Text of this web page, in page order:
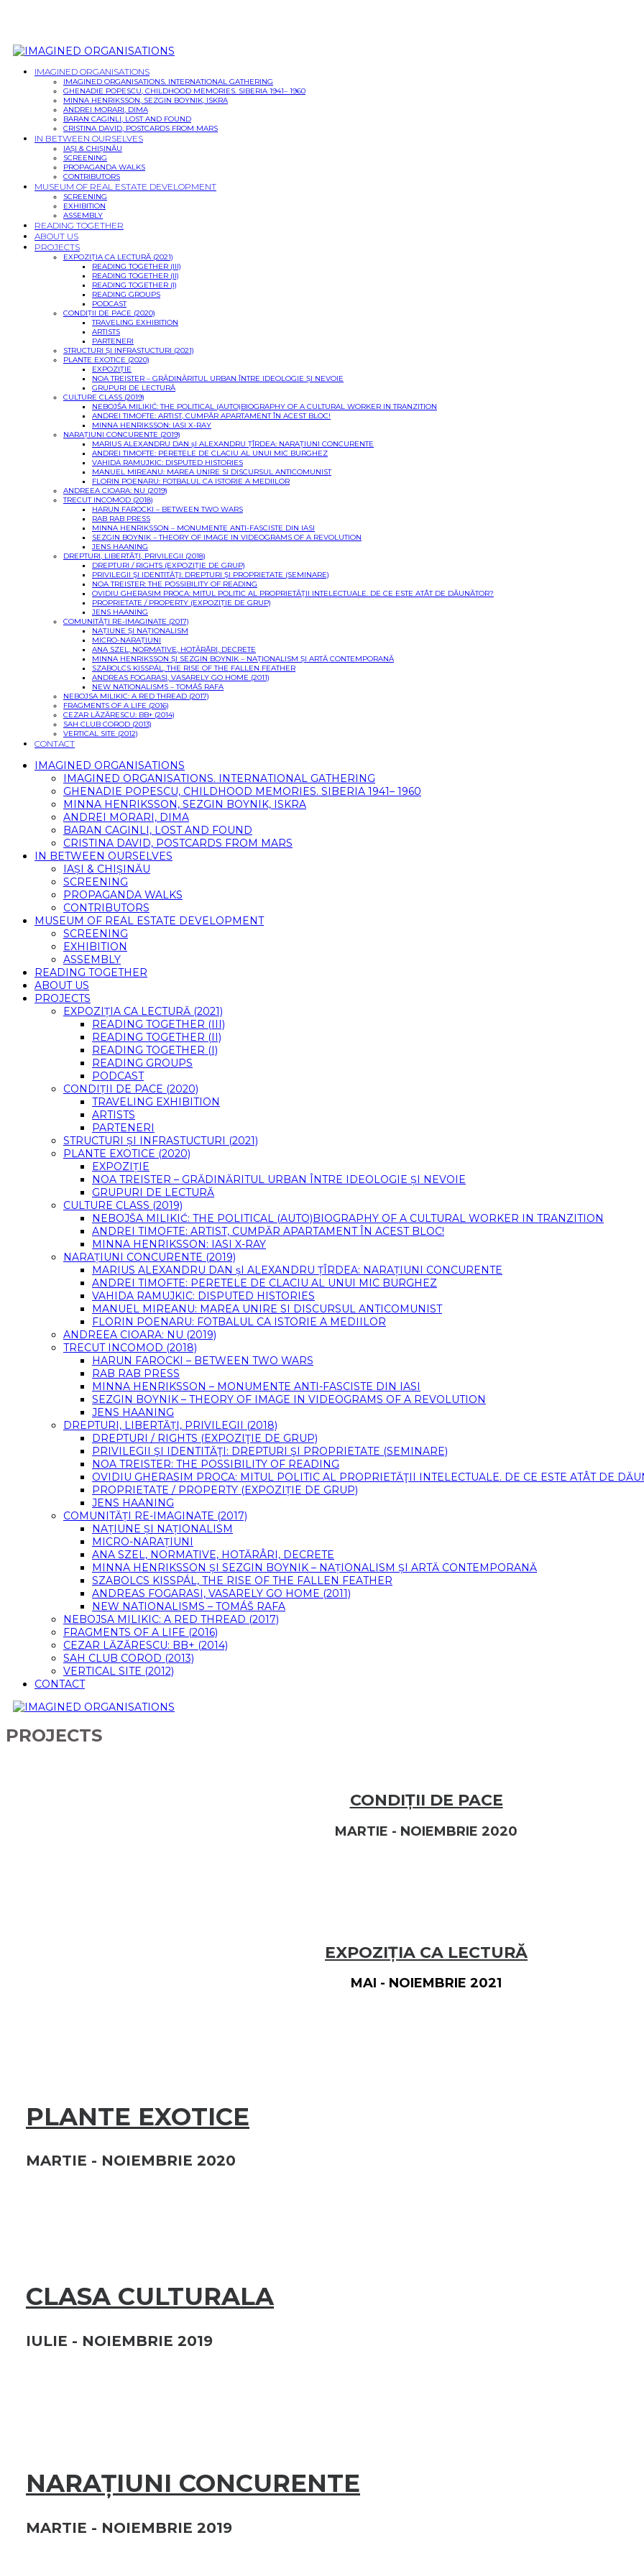
IMAGINED ORGANISATIONS
IMAGINED ORGANISATIONS. INTERNATIONAL GATHERING
GHENADIE POPESCU, CHILDHOOD MEMORIES. SIBERIA 1941– 1960
MINNA HENRIKSSON, SEZGIN BOYNIK, ISKRA
ANDREI MORARI, DIMA
BARAN CAGINLI, LOST AND FOUND
CRISTINA DAVID, POSTCARDS FROM MARS
IN BETWEEN OURSELVES
IAȘI & CHIȘINĂU
SCREENING
PROPAGANDA WALKS
CONTRIBUTORS
MUSEUM OF REAL ESTATE DEVELOPMENT
SCREENING
EXHIBITION
ASSEMBLY
READING TOGETHER
ABOUT US
PROJECTS
EXPOZIȚIA CA LECTURĂ (2021)
READING TOGETHER (III)
READING TOGETHER (II)
READING TOGETHER (I)
READING GROUPS
PODCAST
CONDIȚII DE PACE (2020)
TRAVELING EXHIBITION
ARTISTS
PARTENERI
STRUCTURI ȘI INFRASTUCTURI (2021)
PLANTE EXOTICE (2020)
EXPOZIȚIE
NOA TREISTER – GRĂDINĂRITUL URBAN ÎNTRE IDEOLOGIE ȘI NEVOIE
GRUPURI DE LECTURĂ
CULTURE CLASS (2019)
NEBOJŠA MILIKIĆ: THE POLITICAL (AUTO)BIOGRAPHY OF A CULTURAL WORKER IN TRANZITION
ANDREI TIMOFTE: ARTIST, CUMPĂR APARTAMENT ÎN ACEST BLOC!
MINNA HENRIKSSON: IASI X-RAY
NARAȚIUNI CONCURENTE (2019)
MARIUS ALEXANDRU DAN șI ALEXANDRU ȚÎRDEA: NARAȚIUNI CONCURENTE
ANDREI TIMOFTE: PERETELE DE CLACIU AL UNUI MIC BURGHEZ
VAHIDA RAMUJKIC: DISPUTED HISTORIES
MANUEL MIREANU: MAREA UNIRE SI DISCURSUL ANTICOMUNIST
FLORIN POENARU: FOTBALUL CA ISTORIE A MEDIILOR
ANDREEA CIOARA: NU (2019)
TRECUT INCOMOD (2018)
HARUN FAROCKI – BETWEEN TWO WARS
RAB RAB PRESS
MINNA HENRIKSSON – MONUMENTE ANTI-FASCISTE DIN IASI
SEZGIN BOYNIK – THEORY OF IMAGE IN VIDEOGRAMS OF A REVOLUTION
JENS HAANING
DREPTURI, LIBERTĂȚI, PRIVILEGII (2018)
DREPTURI / RIGHTS (EXPOZIŢIE DE GRUP)
PRIVILEGII ŞI IDENTITĂŢI: DREPTURI ŞI PROPRIETATE (SEMINARE)
NOA TREISTER: THE POSSIBILITY OF READING
OVIDIU GHERASIM PROCA: MITUL POLITIC AL PROPRIETĂŢII INTELECTUALE. DE CE ESTE ATÂT DE DĂUNĂTOR?
PROPRIETATE / PROPERTY (EXPOZIȚIE DE GRUP)
JENS HAANING
COMUNITĂȚI RE-IMAGINATE (2017)
NAȚIUNE ȘI NAȚIONALISM
MICRO-NARAȚIUNI
ANA SZEL, NORMATIVE, HOTĂRÂRI, DECRETE
MINNA HENRIKSSON ȘI SEZGIN BOYNIK – NAȚIONALISM ȘI ARTĂ CONTEMPORANĂ
SZABOLCS KISSPÁL, THE RISE OF THE FALLEN FEATHER
ANDREAS FOGARASI, VASARELY GO HOME (2011)
NEW NATIONALISMS – TOMÁŠ RAFA
NEBOJSA MILIKIC: A RED THREAD (2017)
FRAGMENTS OF A LIFE (2016)
CEZAR LĂZĂRESCU: BB+ (2014)
SAH CLUB COROD (2013)
VERTICAL SITE (2012)
CONTACT
IMAGINED ORGANISATIONS
IMAGINED ORGANISATIONS. INTERNATIONAL GATHERING
GHENADIE POPESCU, CHILDHOOD MEMORIES. SIBERIA 1941– 1960
MINNA HENRIKSSON, SEZGIN BOYNIK, ISKRA
ANDREI MORARI, DIMA
BARAN CAGINLI, LOST AND FOUND
CRISTINA DAVID, POSTCARDS FROM MARS
IN BETWEEN OURSELVES
IAȘI & CHIȘINĂU
SCREENING
PROPAGANDA WALKS
CONTRIBUTORS
MUSEUM OF REAL ESTATE DEVELOPMENT
SCREENING
EXHIBITION
ASSEMBLY
READING TOGETHER
ABOUT US
PROJECTS
EXPOZIȚIA CA LECTURĂ (2021)
READING TOGETHER (III)
READING TOGETHER (II)
READING TOGETHER (I)
READING GROUPS
PODCAST
CONDIȚII DE PACE (2020)
TRAVELING EXHIBITION
ARTISTS
PARTENERI
STRUCTURI ȘI INFRASTUCTURI (2021)
PLANTE EXOTICE (2020)
EXPOZIȚIE
NOA TREISTER – GRĂDINĂRITUL URBAN ÎNTRE IDEOLOGIE ȘI NEVOIE
GRUPURI DE LECTURĂ
CULTURE CLASS (2019)
NEBOJŠA MILIKIĆ: THE POLITICAL (AUTO)BIOGRAPHY OF A CULTURAL WORKER IN TRANZITION
ANDREI TIMOFTE: ARTIST, CUMPĂR APARTAMENT ÎN ACEST BLOC!
MINNA HENRIKSSON: IASI X-RAY
NARAȚIUNI CONCURENTE (2019)
MARIUS ALEXANDRU DAN șI ALEXANDRU ȚÎRDEA: NARAȚIUNI CONCURENTE
ANDREI TIMOFTE: PERETELE DE CLACIU AL UNUI MIC BURGHEZ
VAHIDA RAMUJKIC: DISPUTED HISTORIES
MANUEL MIREANU: MAREA UNIRE SI DISCURSUL ANTICOMUNIST
FLORIN POENARU: FOTBALUL CA ISTORIE A MEDIILOR
ANDREEA CIOARA: NU (2019)
TRECUT INCOMOD (2018)
HARUN FAROCKI – BETWEEN TWO WARS
RAB RAB PRESS
MINNA HENRIKSSON – MONUMENTE ANTI-FASCISTE DIN IASI
SEZGIN BOYNIK – THEORY OF IMAGE IN VIDEOGRAMS OF A REVOLUTION
JENS HAANING
DREPTURI, LIBERTĂȚI, PRIVILEGII (2018)
DREPTURI / RIGHTS (EXPOZIŢIE DE GRUP)
PRIVILEGII ŞI IDENTITĂŢI: DREPTURI ŞI PROPRIETATE (SEMINARE)
NOA TREISTER: THE POSSIBILITY OF READING
OVIDIU GHERASIM PROCA: MITUL POLITIC AL PROPRIETĂŢII INTELECTUALE. DE CE ESTE ATÂT DE
PROPRIETATE / PROPERTY (EXPOZIȚIE DE GRUP)
JENS HAANING
COMUNITĂȚI RE-IMAGINATE (2017)
NAȚIUNE ȘI NAȚIONALISM
MICRO-NARAȚIUNI
ANA SZEL, NORMATIVE, HOTĂRÂRI, DECRETE
MINNA HENRIKSSON ȘI SEZGIN BOYNIK – NAȚIONALISM ȘI ARTĂ CONTEMPORANĂ
SZABOLCS KISSPÁL, THE RISE OF THE FALLEN FEATHER
ANDREAS FOGARASI, VASARELY GO HOME (2011)
NEW NATIONALISMS – TOMÁŠ RAFA
NEBOJSA MILIKIC: A RED THREAD (2017)
FRAGMENTS OF A LIFE (2016)
CEZAR LĂZĂRESCU: BB+ (2014)
SAH CLUB COROD (2013)
VERTICAL SITE (2012)
CONTACT
PROJECTS
CONDIȚII DE PACE
MARTIE - NOIEMBRIE 2020
EXPOZIȚIA CA LECTURĂ
MAI - NOIEMBRIE 2021
PLANTE EXOTICE
MARTIE - NOIEMBRIE 2020
CLASA CULTURALA
IULIE - NOIEMBRIE 2019
NARAȚIUNI CONCURENTE
MARTIE - NOIEMBRIE 2019